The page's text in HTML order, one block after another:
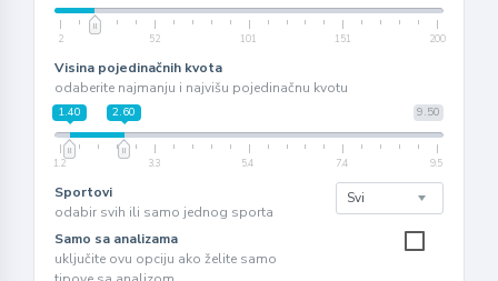
2 52 101 151 200
Visina pojedinačnih kvota
odaberite najmanju i najvišu pojedinačnu kvotu
9.50
1.40 2.60
1.2 3.3 5.4 7.4 9.5
Sportovi
odabir svih ili samo jednog sporta
Samo sa analizama
uključite ovu opciju ako želite samo